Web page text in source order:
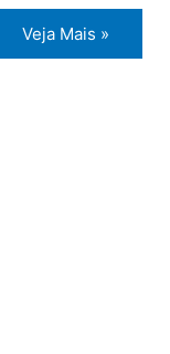
Assistência
eletrodoméstico
Dcs
Veja Mais »